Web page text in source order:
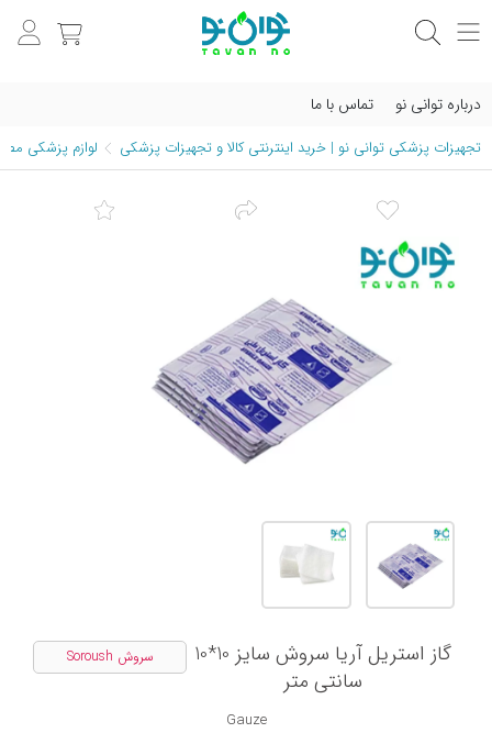
درباره توانی نو تماس با ما
تجهیزات پزشکی توانی نو | خرید اینترنتی کالا و تجهیزات پزشکی لوازم پزشکی
سروش Soroush
گاز استریل آریا سروش سایز 10*10
سانتی متر
Gauze